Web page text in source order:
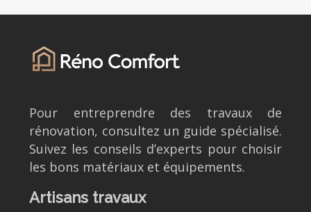
Pour entreprendre des travaux de
rénovation, consultez un guide spécialisé.
Suivez les conseils d’experts pour choisir
les bons matériaux et équipements.
Artisans travaux